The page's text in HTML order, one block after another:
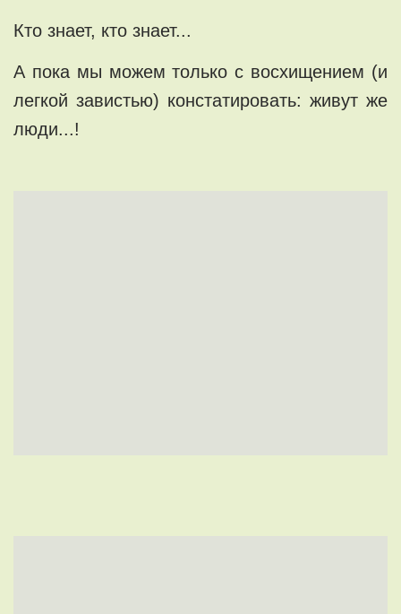
Кто знает, кто знает...
А пока мы можем только с восхищением (и
легкой завистью) констатировать: живут же
люди...!